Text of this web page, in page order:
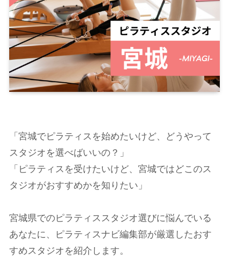
「宮城でピラティスを始めたいけど、どうやって
スタジオを選べばいいの？」
「ピラティスを受けたいけど、宮城ではどこのス
タジオがおすすめかを知りたい」
宮城県でのピラティススタジオ選びに悩んでいる
あなたに、ピラティスナビ編集部が厳選したおす
すめスタジオを紹介します。